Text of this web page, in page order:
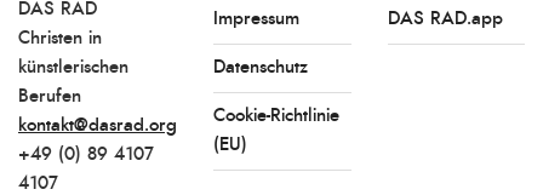
DAS RAD
Christen in
künstlerischen
Berufen
kontakt@dasrad.org
+49 (0) 89 4107
4107
Impressum
Datenschutz
Cookie-Richtlinie
(EU)
DAS RAD.app